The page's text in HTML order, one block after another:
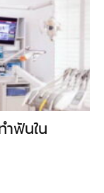
ฟันใน